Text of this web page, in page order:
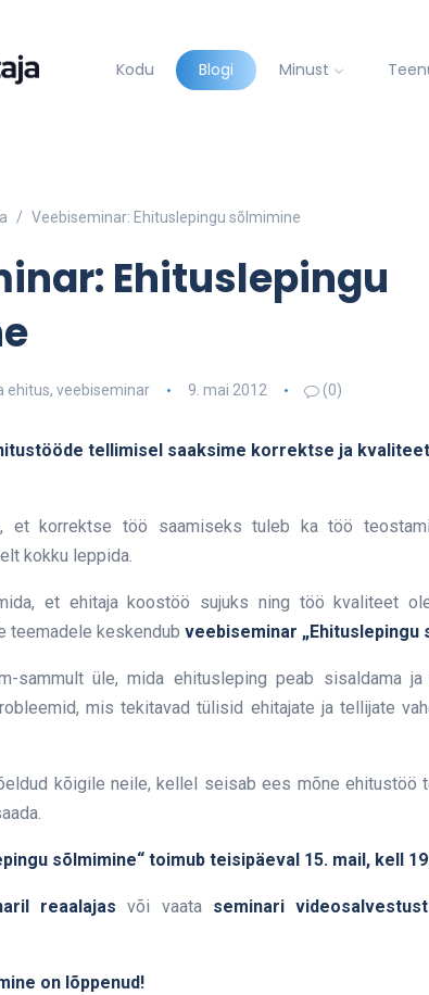
Kodu Blogi Minust
Veebiseminar: Ehituslepingu sõlmimine
Ehituslepingu
ehitus, veebiseminar 9. mai 2012 (0)
tellimisel saaksime korrektse ja
et korrektse töö saamiseks tuleb ka töö
kokku leppida.
et ehitaja koostöö sujuks ning töö kvaliteet
teemadele keskendub veebiseminar „Ehituslepingu
sammult üle, mida ehitusleping peab sisaldama
mis tekitavad tülisid ehitajate ja tellijate
kõigile neile, kellel seisab ees mõne ehitustöö
sõlmimine“ toimub teisipäeval 15. mail, kell
reaalajasvõi vaata seminari
on lõppenud!